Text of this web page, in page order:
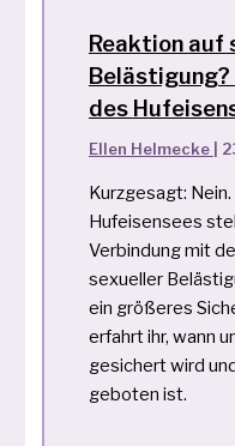
Reaktion auf
des
Ellen Helmecke
Kurzgesagt:
Hufeisensees
Verbindung mit
sexueller
ein größeres
erfahrt ihr, wann
gesichert wird
geboten ist.